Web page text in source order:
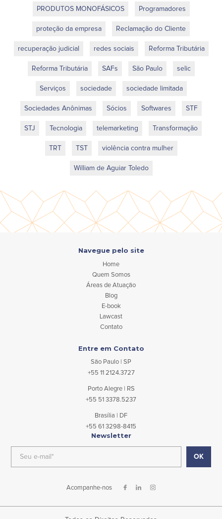
PRODUTOS MONOFÁSICOS Programadores
proteção da empresa Reclamação do Cliente
recuperação judicial redes sociais Reforma Tributária
Reforma Tributária SAFs São Paulo selic
Serviços sociedade sociedade limitada
Sociedades Anônimas Sócios Softwares STF
STJ Tecnologia telemarketing Transformação
TRT TST violência contra mulher
William de Aguiar Toledo
Navegue pelo site
Home
Quem Somos
Áreas de Atuação
Blog
E-book
Lawcast
Contato
Entre em Contato
São Paulo | SP
+55 11 2124.3727
Porto Alegre | RS
+55 51 3378.5237
Brasília | DF
+55 61 3298-8415
Newsletter
Acompanhe-nos